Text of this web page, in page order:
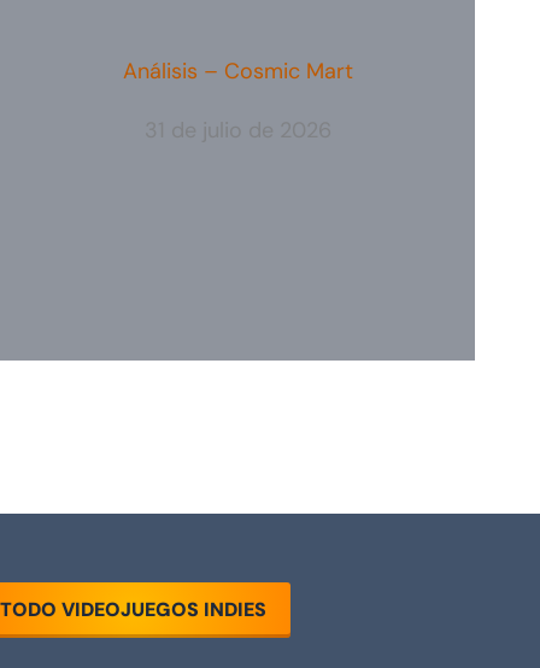
Análisis – Cosmic Mart
31 de julio de 2026
TODO VIDEOJUEGOS INDIES